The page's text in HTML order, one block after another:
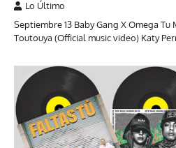
Lo Último
Septiembre 13 Baby Gang X Omega Tu
Toutouya (Official music video) Katy